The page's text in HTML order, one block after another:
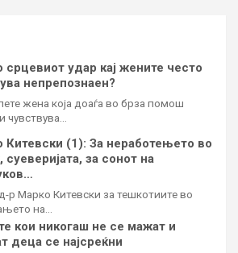
срцевиот удар кај жените често
непрепознаен?
жена која доаѓа во брза помош
чувствува…
Китевски (1): За неработењето во
суеверијата, за сонот на
р Марко Китевски за тешкотиите во
на…
кои никогаш не се мажат и
деца се најсреќни